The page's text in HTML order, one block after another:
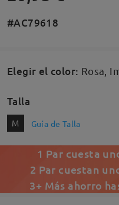
#AC79618
Elegir el color: Rosa,
Talla
M Guía de Talla
1 Par cuesta
2 Par cuestan
3+ Más ahorro